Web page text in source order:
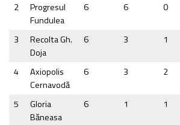
2
Progresul
Fundulea
6 6 0
3
Recolta Gh.
Doja
6 3 1
4
Axiopolis
Cernavodă
6 3 2
5
Gloria
Băneasa
6 1 1